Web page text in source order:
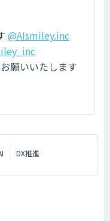
@AIsmiley.inc
願いいたします
DX推進